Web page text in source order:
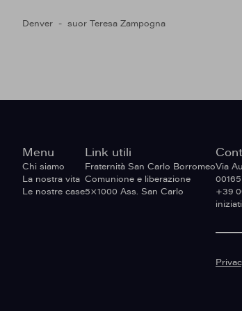
Denver suor Teresa Zampogna
Menu
Chi siamo
La nostra vita
Le nostre case
Link utili
Fraternità San Carlo Borromeo
Comunione e liberazione
5×1000 Ass. San Carlo
Via
+39